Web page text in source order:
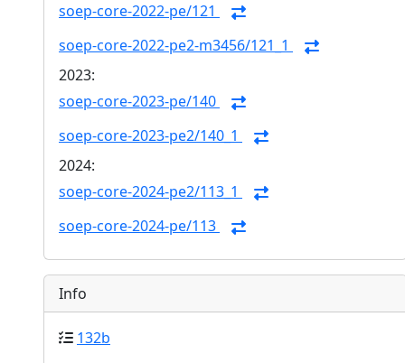
soep-core-2022-pe/121
soep-core-2022-pe2-m3456/121_1
2023:
soep-core-2023-pe/140
soep-core-2023-pe2/140_1
2024:
soep-core-2024-pe2/113_1
soep-core-2024-pe/113
Info
132b